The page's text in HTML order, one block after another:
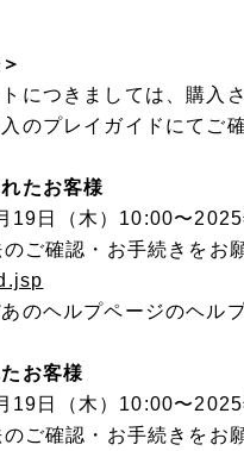
につきましては、購入
のプレイガイドにてご
たお客様
19⽇（木）10:00〜
ご確認・お⼿続きをお
のヘルプページのヘル
お客様
19⽇（木）10:00〜
ご確認・お⼿続きをお